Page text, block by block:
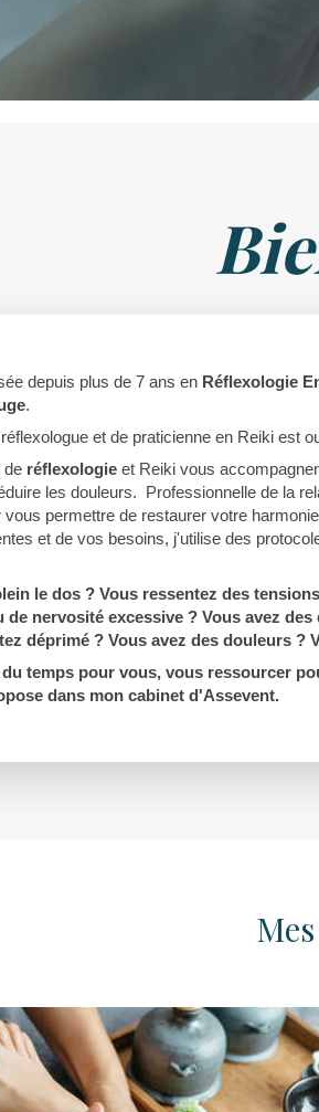
depuis plus de 7 ans en Réflexologie
.
et de praticienne en Reiki est
de réflexologie et Reiki vous
les douleurs. Professionnelle de la
vous permettre de restaurer votre
et de vos besoins, j'utilise des
le dos ? Vous ressentez des
de nervosité excessive ? Vous avez
déprimé ? Vous avez des douleurs
temps pour vous, vous ressourcer
dans mon cabinet d'Assevent.